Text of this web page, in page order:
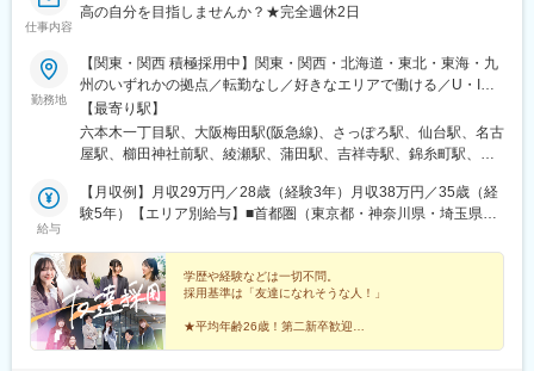
仕事内容
高の自分を目指しませんか？★完全週休2日
勤務地
【関東・関西 積極採用中】関東・関西・北海道・東北・東海・九
州のいずれかの拠点／転勤なし／好きなエリアで働ける／U・Iタ
ーン歓迎＜勤務地一覧＞■関東東京都・神奈川県・千葉県・埼玉県
■関西大阪府・兵庫県・奈良県・京都府・滋賀県■北海道北海道■
東北宮城県・福島県■東海愛知県・三重県・岐阜県・静岡県■九州
＝＝▼各本社・支社＝＝＝＝＝＝＝＜東京本社＞・南北線「六本
木一丁目駅」徒歩3分・日比谷線／大江戸線「六本木駅」徒歩7
駅」徒歩14分＜大阪本社＞・JR各線「大阪駅」より徒歩2分・阪
急各線「梅田駅」より徒歩5分＜札幌支社＞・札幌市営地下鉄南北
線「さっぽろ」駅より徒歩1分・JR「札幌」駅より徒歩2分＜仙台
支社＞・JR「仙台駅」徒歩5分＜名古屋支社＞・各線「名古屋
駅」より徒歩1分（駅直結）＜福岡支社＞・地下鉄「櫛田神社前
【最寄り駅】
六本木一丁目駅、大阪梅田駅(阪急線)、さっぽろ駅、仙台駅、名古
屋駅、櫛田神社前駅、綾瀬駅、蒲田駅、吉祥寺駅、錦糸町駅、九
軒茶屋駅、三田駅(東京都)、四ツ谷駅、自由が丘駅、芝公園駅、秋
葉原駅、渋谷駅、勝どき駅、上野駅、新橋駅、新江古田駅、新宿
岳寺駅、代々木駅、代々木上原駅、大崎駅、大手町駅(東京都)、大
塚駅(東京都)、大門駅(東京都)、池袋駅、中目黒駅、中野駅(東京
都)、町田駅、東京駅、飯田橋駅、品川駅、豊洲駅、北千住駅、目
黒駅、有楽町駅、立川駅、六本木駅、さいたま新都心駅、ふじみ
野駅、浦和駅、浦和美園駅、越谷レイクタウン駅、戸田公園駅、
給与
【月収例】月収29万円／28歳（経験3年）月収38万円／35歳（経
験5年）【エリア別給与】■首都圏（東京都・神奈川県・埼玉県・
兵庫県・奈良県・京都府・滋賀県）月給203,700円～280,000円＋
賞与年3回■北海道（札幌）月給186,000円～250,000円＋賞与年3
回■東北（福島県・宮城県）月給180,000円～250,000円＋賞与年3
回■東海（愛知県・岐阜県・静岡県・三重県）月給200,000円～
250,000円＋賞与年3回■九州（福岡県）月給182,900円～250,000
学歴や経験などは一切不問。
採用基準は「友達になれそうな人！」
★平均年齢26歳！第二新卒歓迎